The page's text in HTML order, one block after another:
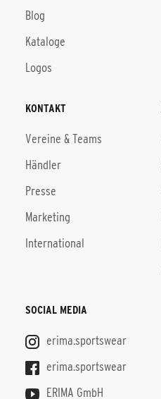
Blog
Kataloge
Logos
KONTAKT
Vereine & Teams
Händler
Presse
Marketing
International
SOCIAL MEDIA
erima.sportswear
erima.sportswear
ERIMA GmbH